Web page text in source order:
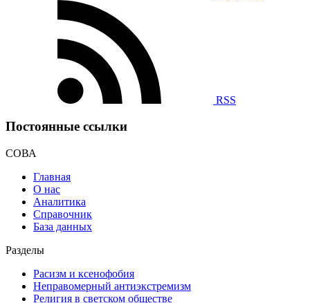
RSS
Постоянные ссылки
СОВА
Главная
О нас
Аналитика
Справочник
База данных
Разделы
Расизм и ксенофобия
Неправомерный антиэкстремизм
Религия в светском обществе